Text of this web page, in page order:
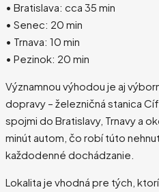
• Bratislava: cca 35 min
• Senec: 20 min
• Trnava: 10 min
• Pezinok: 20 min
Významnou výhodou je aj
dopravy – železničná stanica
spojmi do Bratislavy, Trnavy a
minút autom, čo robí túto
každodenné dochádzanie.
Lokalita je vhodná pre tých,